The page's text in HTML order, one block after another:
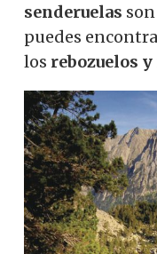
senderuelas
puedes
los rebozuelos